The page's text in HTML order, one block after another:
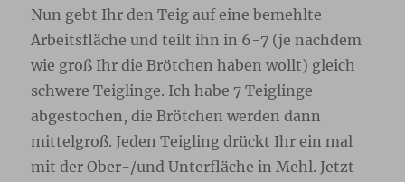
Nun gebt Ihr den Teig auf eine bemehlte
Arbeitsfläche und teilt ihn in 6-7 (je nachdem
wie groß Ihr die Brötchen haben wollt) gleich
schwere Teiglinge. Ich habe 7 Teiglinge
abgestochen, die Brötchen werden dann
mittelgroß. Jeden Teigling drückt Ihr ein mal
mit der Ober-/und Unterfläche in Mehl. Jetzt